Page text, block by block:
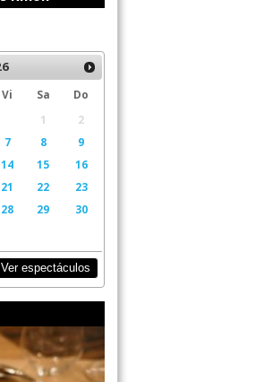
Vi Sa
Do
1
2
7 8
9
14 15
16
21 22
23
28 29
30
Ver espectáculos